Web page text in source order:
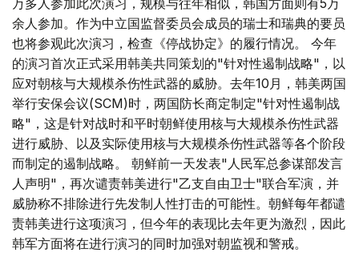
万多人参加此次演习，规模与往年相似，韩国方面则有5万
余人参加。作为中立国监督委员会成员的瑞士和瑞典的要员
也将参观此次演习，检查《停战协定》的履行情况。 今年
的演习首次正式采用韩美共同策划的"针对性遏制战略"，以
应对朝核与大规模杀伤性武器的威胁。去年10月，韩美两国
举行安保会议(SCM)时，两国防长商定制定"针对性遏制战
略"，这是针对战时和平时朝鲜使用核与大规模杀伤性武器
进行威胁、以及实际使用核与大规模杀伤性武器等各个阶段
而制定的遏制战略。 朝鲜前一天发表"人民军总参谋部发言
人声明"，再次谴责韩美进行"乙支自由卫士"联合军演，并
威胁称不排除进行先发制人性打击的可能性。朝鲜每年都谴
责韩美进行这项演习，但今年的表现比去年更为激烈，因此
韩军方面将在进行演习的同时加强对朝监视和警戒。